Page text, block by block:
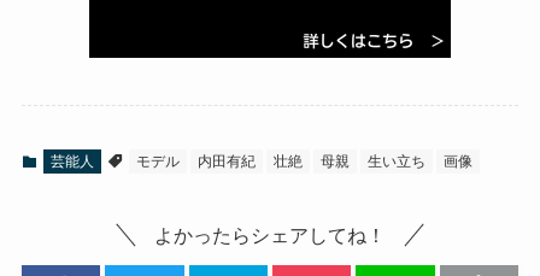
芸能人 モデル 内田有紀 壮絶 母親 生い立ち 画像
よかったらシェアしてね！